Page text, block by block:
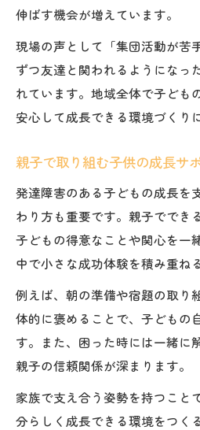
伸ばす機会が増えています。
現場の声として「集団活動が苦
ずつ友達と関われるようになっ
れています。地域全体で子ども
安心して成長できる環境づくり
親子で取り組む子供の成長サ
発達障害のある子どもの成長を
わり方も重要です。親子ででき
子どもの得意なことや関心を一
中で小さな成功体験を積み重ね
例えば、朝の準備や宿題の取り
体的に褒めることで、子どもの
す。また、困った時には一緒に
親子の信頼関係が深まります。
家族で支え合う姿勢を持つこと
分らしく成長できる環境をつく